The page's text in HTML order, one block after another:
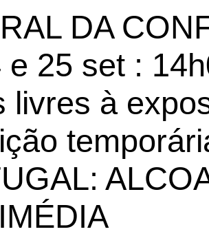
DA
e 25 set :
livres à